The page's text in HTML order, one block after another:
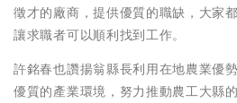
徵才的廠商，提供優質的職缺，大家
讓求職者可以順利找到工作。
許銘春也讚揚翁縣長利用在地農業優
優質的產業環境，努力推動農工大縣